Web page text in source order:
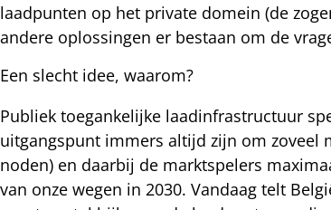
laadpunten op het private domein (de
andere oplossingen er bestaan om de
Een slecht idee, waarom?
Publiek toegankelijke laadinfrastructuur
uitgangspunt immers altijd zijn om zoveel
noden) en daarbij de marktspelers
van onze wegen in 2030. Vandaag telt